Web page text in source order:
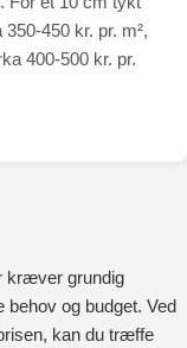
450 kr. pr. m²,
400-500 kr. pr.
kræver grundig
og budget. Ved
kan du træffe